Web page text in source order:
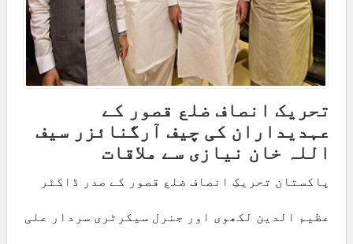
تحریک انصاف ضلع قصور کے
عہدیداران کی چیف آرگنائزر سیف
اللہ خان نیازی سے ملاقات
پاکستان تحریکِ انصاف ضلع قصور کے صدر ڈاکٹر
عظیم الدین لکھوی اور جنرل سیکرٹری سردار علی